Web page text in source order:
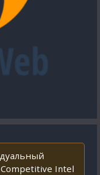
Competitive Intel